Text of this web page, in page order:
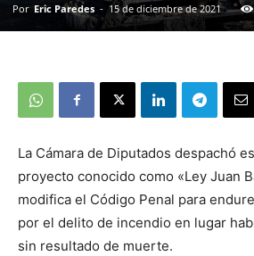
Por Eric Paredes - 15 de diciembre de 2021
La Cámara de Diputados despachó
proyecto conocido como «Ley Juan
modifica el Código Penal para
por el delito de incendio en lugar
sin resultado de muerte.